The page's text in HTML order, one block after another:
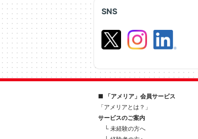
SNS
■ 「アメリア」会員サービス
「アメリアとは？」
サービスのご案内
└ 未経験の方へ